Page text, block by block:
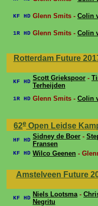
KF HD Glenn Smits - Colin
1R HD Glenn Smits - Colin
Rotterdam Future
KF HD Scott Griekspoor -
Terheijden
1R HD Glenn Smits - Colin
62e Open Leidse
HF HD Sidney de Boer -
Fransen
KF HD Wilco Geenen -
Amstelveen Future
KF HD Niels Lootsma-
Negritu